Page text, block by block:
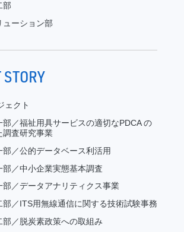
部
ューション部
ェクト
部／福祉用具サービスの適切なPDCA の
調査研究事業
部／公的データベース利活用
部／中小企業実態基本調査
部／データアナリティクス事業
部／ITS用無線通信に関する技術試験事務
部／脱炭素政策への取組み